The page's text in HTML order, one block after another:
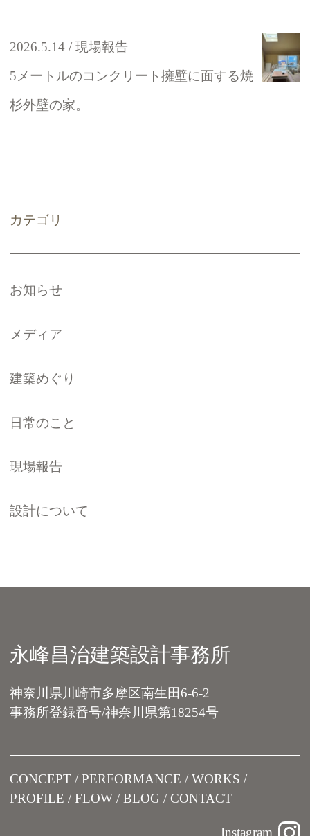
2026.5.14
現場報告
5メートルのコンクリート擁壁に面する焼
杉外壁の家。
カテゴリ
お知らせ
メディア
建築めぐり
日常のこと
現場報告
設計について
永峰昌治建築設計事務所
神奈川県川崎市多摩区南生田6-6-2
事務所登録番号/神奈川県第18254号
CONCEPT PERFORMANCE
WORKS
PROFILE
FLOW BLOG CONTACT
Instagram